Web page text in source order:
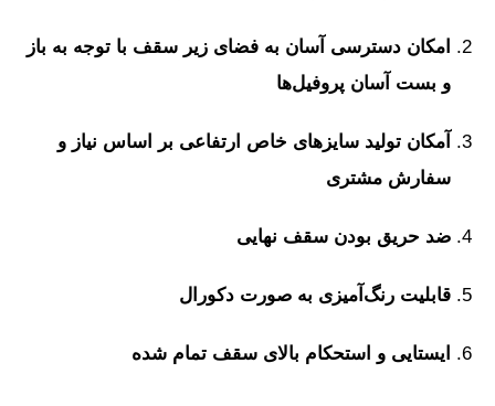
امکان دسترسی آسان به فضای زیر سقف با توجه به باز
و بست آسان پروفیل‌ها
آمکان تولید سایزهای خاص ارتفاعی بر اساس نیاز و
سفارش مشتری
ضد حریق بودن سقف نهایی
قابلیت رنگ‌آمیزی به صورت دکورال
ایستایی و استحکام بالای سقف تمام شده